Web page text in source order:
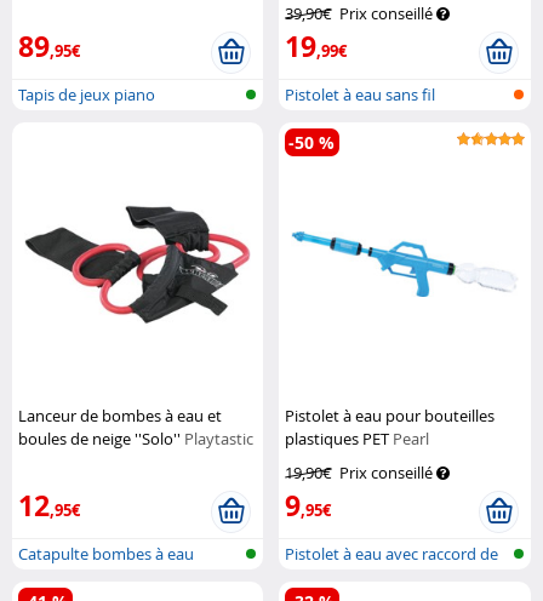
89,95€
Tapis de jeux piano
39,90€ Prix conseillé
19,99€
Pistolet à eau sans fil
Lanceur de bombes à eau et
boules de neige ''Solo'' Playtastic
12,95€
Catapulte bombes à eau
Pistolet à eau pour bouteilles
plastiques PET Pearl
19,90€ Prix conseillé
9,95€
-50 %
Pistolet à eau avec raccord de
bout...